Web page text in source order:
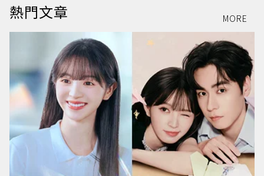
熱門文章 MORE